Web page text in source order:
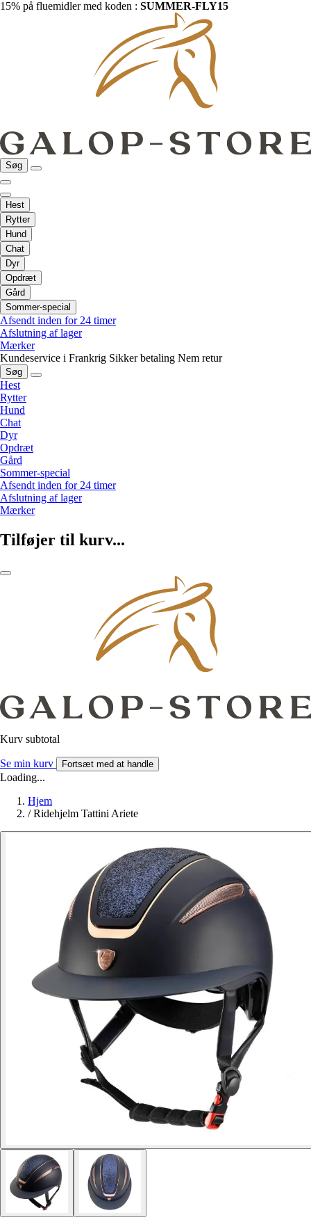
15% på fluemidler med koden : SUMMER-FLY15
Søg
Hest
Rytter
Hund
Chat
Dyr
Opdræt
Gård
Sommer-special
Afsendt inden for 24 timer
Afslutning af lager
Mærker
Kundeservice i Frankrig Sikker betaling Nem retur
Søg
Hest
Rytter
Hund
Chat
Dyr
Opdræt
Gård
Sommer-special
Afsendt inden for 24 timer
Afslutning af lager
Mærker
Tilføjer til kurv...
Kurv subtotal
Se min kurv Fortsæt med at handle
Loading...
Hjem
/ Ridehjelm Tattini Ariete